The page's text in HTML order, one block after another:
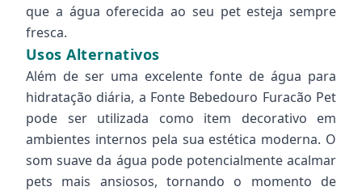
que a água oferecida ao seu pet esteja sempre
fresca.
Usos Alternativos
Além de ser uma excelente fonte de água para
hidratação diária, a Fonte Bebedouro Furacão Pet
pode ser utilizada como item decorativo em
ambientes internos pela sua estética moderna. O
som suave da água pode potencialmente acalmar
pets mais ansiosos, tornando o momento de